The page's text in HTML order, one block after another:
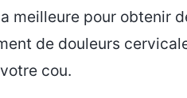
meilleure pour obtenir
de douleurs
cou.